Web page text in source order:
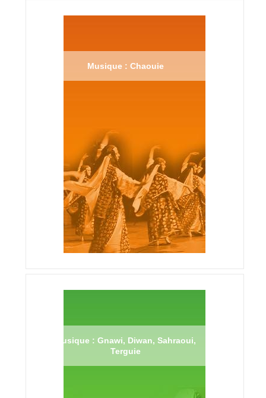
Musique : Chaouie
Musique : Gnawi, Diwan, Sahraoui,
Terguie